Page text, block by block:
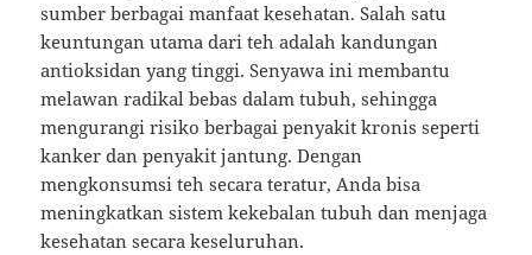
sumber berbagai manfaat kesehatan. Salah satu
keuntungan utama dari teh adalah kandungan
antioksidan yang tinggi. Senyawa ini membantu
melawan radikal bebas dalam tubuh, sehingga
mengurangi risiko berbagai penyakit kronis seperti
kanker dan penyakit jantung. Dengan
mengkonsumsi teh secara teratur, Anda bisa
meningkatkan sistem kekebalan tubuh dan menjaga
kesehatan secara keseluruhan.